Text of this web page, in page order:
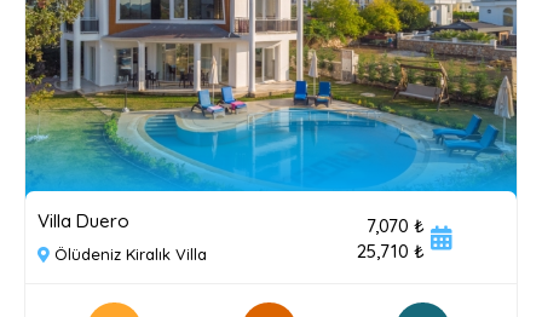
Villa Duero
Ölüdeniz Kiralık Villa
7,070 ₺
25,710 ₺